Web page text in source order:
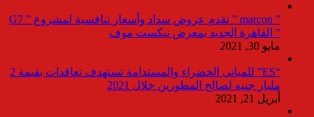
” marcon ” تقدم عروض سداد وأسعار تنافسية لمشروع ” G7
” القاهرة الجديد بمعرض نيكست موف
مايو 30, 2021
“ES” للمبانى الخضراء والمستدامة تستهدف تعاقدات بقيمة 2
مليار جنيه لصالح المطورين خلال 2021
أبريل 21, 2021